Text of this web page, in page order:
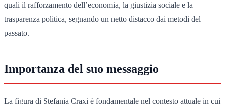
quali il rafforzamento dell’economia, la giustizia sociale e la
trasparenza politica, segnando un netto distacco dai metodi del
passato.
Importanza del suo messaggio
La figura di Stefania Craxi è fondamentale nel contesto attuale in cui